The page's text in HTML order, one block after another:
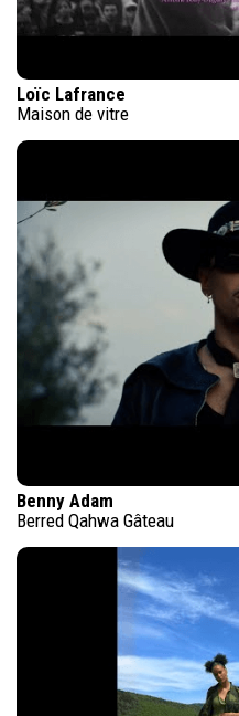
Loïc Lafrance
Maison de vitre
Benny Adam
Berred Qahwa Gâteau